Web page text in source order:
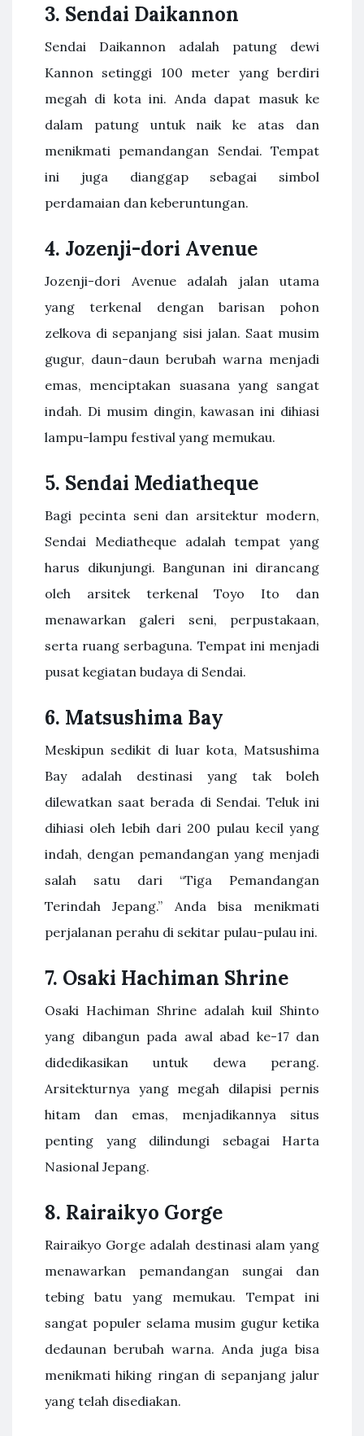
3. Sendai Daikannon
Sendai Daikannon adalah patung dewi
Kannon setinggi 100 meter yang berdiri
megah di kota ini. Anda dapat masuk ke
dalam patung untuk naik ke atas dan
menikmati pemandangan Sendai. Tempat
ini juga dianggap sebagai simbol
perdamaian dan keberuntungan.
4. Jozenji-dori Avenue
Jozenji-dori Avenue adalah jalan utama
yang terkenal dengan barisan pohon
zelkova di sepanjang sisi jalan. Saat musim
gugur, daun-daun berubah warna menjadi
emas, menciptakan suasana yang sangat
indah. Di musim dingin, kawasan ini dihiasi
lampu-lampu festival yang memukau.
5. Sendai Mediatheque
Bagi pecinta seni dan arsitektur modern,
Sendai Mediatheque adalah tempat yang
harus dikunjungi. Bangunan ini dirancang
oleh arsitek terkenal Toyo Ito dan
menawarkan galeri seni, perpustakaan,
serta ruang serbaguna. Tempat ini menjadi
pusat kegiatan budaya di Sendai.
6. Matsushima Bay
Meskipun sedikit di luar kota, Matsushima
Bay adalah destinasi yang tak boleh
dilewatkan saat berada di Sendai. Teluk ini
dihiasi oleh lebih dari 200 pulau kecil yang
indah, dengan pemandangan yang menjadi
salah satu dari “Tiga Pemandangan
Terindah Jepang.” Anda bisa menikmati
perjalanan perahu di sekitar pulau-pulau ini.
7. Osaki Hachiman Shrine
Osaki Hachiman Shrine adalah kuil Shinto
yang dibangun pada awal abad ke-17 dan
didedikasikan untuk dewa perang.
Arsitekturnya yang megah dilapisi pernis
hitam dan emas, menjadikannya situs
penting yang dilindungi sebagai Harta
Nasional Jepang.
8. Rairaikyo Gorge
Rairaikyo Gorge adalah destinasi alam yang
menawarkan pemandangan sungai dan
tebing batu yang memukau. Tempat ini
sangat populer selama musim gugur ketika
dedaunan berubah warna. Anda juga bisa
menikmati hiking ringan di sepanjang jalur
yang telah disediakan.